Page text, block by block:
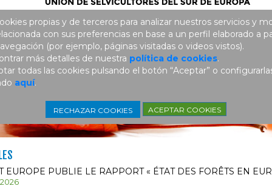
EUROPE PUBLIE LE RAPPORT « ÉTAT DES FORÊTS EN
propias y de terceros para analizar nuestros servicios y
con sus preferencias en base a un perfil elaborado a
(por ejemplo, páginas visitadas o videos vistos).
más detalles de nuestra política de cookies.
todas las cookies pulsando el botón “Aceptar” o
aquí.
RECHAZAR COOKIES ACEPTAR COOKIES